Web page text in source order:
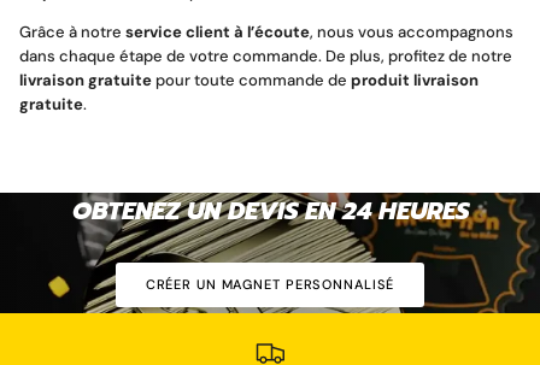
Grâce à notre service client à l’écoute, nous vous accompagnons
dans chaque étape de votre commande. De plus, profitez de notre
livraison gratuitepour toute commande de produit livraison
gratuite.
OBTENEZ UN DEVIS EN 24 HEURES
CRÉER UN MAGNET PERSONNALISÉ